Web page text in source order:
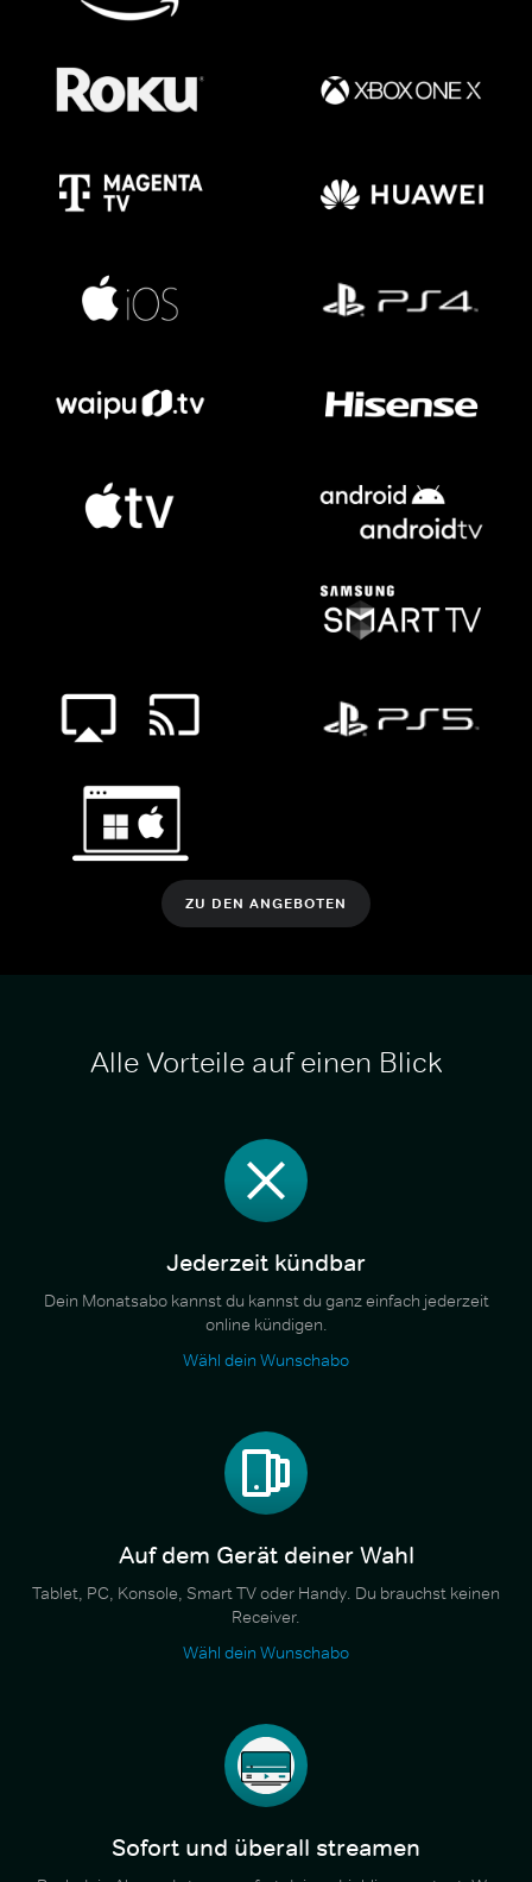
ZU DEN ANGEBOTEN
Alle Vorteile auf einen Blick
Jederzeit kündbar
Dein Monatsabo kannst du kannst du ganz einfach jederzeit
online kündigen.
Wähl dein Wunschabo
Auf dem Gerät deiner Wahl
Tablet, PC, Konsole, Smart TV oder Handy. Du brauchst keinen
Receiver.
Wähl dein Wunschabo
Sofort und überall streamen